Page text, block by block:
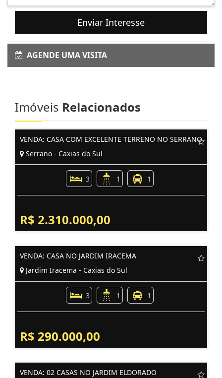
Enviar Interesse
AGENDE UMA VISITA
Imóveis Relacionados
VENDA: CASA COM EXCELENTE TERRENO NO SERRANO
Serrano - Caxias do Sul
3 1 1
R$ 2.310.000,00
VENDA: CASA NO JARDIM IRACEMA
Jardim Iracema - Caxias do Sul
3 1 1
R$ 290.000,00
VENDA: 02 CASAS NO JARDIM ELDORADO